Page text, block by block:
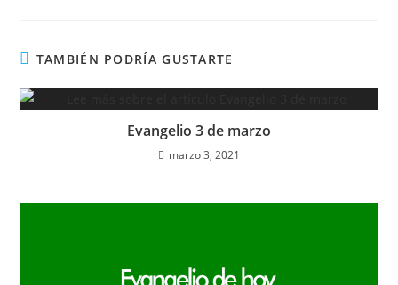
TAMBIÉN PODRÍA GUSTARTE
Evangelio 3 de marzo
marzo 3, 2021